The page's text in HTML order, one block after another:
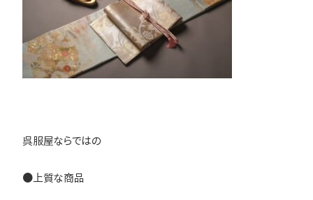
呉服屋ならではの
●上質な商品